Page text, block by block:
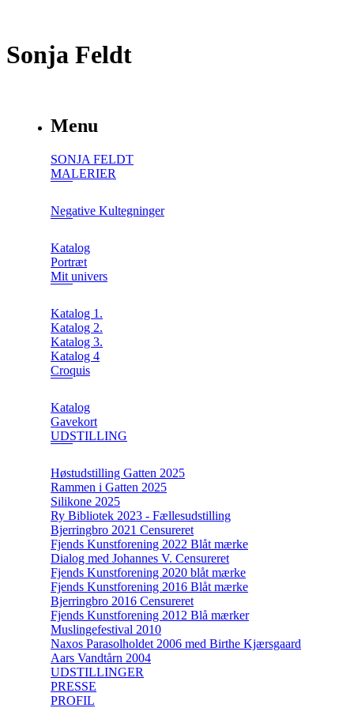
Sonja Feldt
Menu
SONJA FELDT
MALERIER
Negative Kultegninger
Katalog
Portræt
Mit univers
Katalog 1.
Katalog 2.
Katalog 3.
Katalog 4
Croquis
Katalog
Gavekort
UDSTILLING
Høstudstilling Gatten 2025
Rammen i Gatten 2025
Silikone 2025
Ry Bibliotek 2023 - Fællesudstilling
Bjerringbro 2021 Censureret
Fjends Kunstforening 2022 Blåt mærke
Dialog med Johannes V. Censureret
Fjends Kunstforening 2020 blåt mærke
Fjends Kunstforening 2016 Blåt mærke
Bjerringbro 2016 Censureret
Fjends Kunstforening 2012 Blå mærker
Muslingefestival 2010
Naxos Parasolholdet 2006 med Birthe Kjærsgaard
Aars Vandtårn 2004
UDSTILLINGER
PRESSE
PROFIL